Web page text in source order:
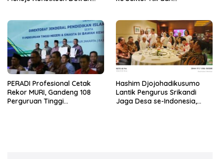
PFII
PERADI Profesional Cetak
Rekor MURI, Gandeng 108
Perguruan Tinggi
Hashim Djojohadikusumo
Lantik Pengurus Srikandi
Jaga Desa se-Indonesia,